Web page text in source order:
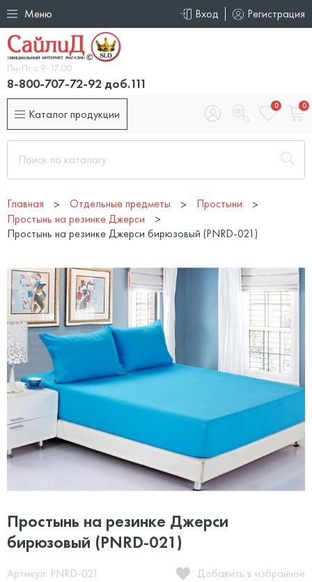
Меню Вход Регистрация
Пн-Пт с 9-17.00
8-800-707-72-92 доб.111
Каталог продукции
0 0
Главная Отдельные предметы
Простыни
Простынь на резинке Джерси
Простынь на резинке Джерси бирюзовый (PNRD-021)
Простынь на резинке Джерси
бирюзовый (PNRD-021)
Артикул: PNRD-021
Добавить в избранное